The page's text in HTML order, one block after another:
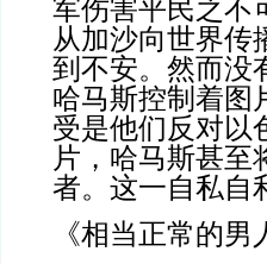
军伤害平民之不
从加沙向世界传
到不安。然而没
哈马斯控制着图
受是他们反对以
片，哈马斯甚至
者。这一自私自
《相当正常的男